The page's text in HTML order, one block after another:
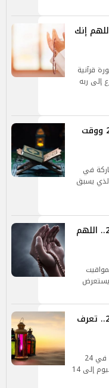
في ليلة القدر 2025.. اللهم إنك
قرآنية
إلى ربه
موعد أذان الفجر في شهر رمضان 2025 ووقت
في
يسبق
دعاء قبل السحور اليوم 25 رمضان 2025.. اللهم
عدد ساعات الصيام في 24 رمضان 2025.. تعرف
ينشر موقع الموجز فيما يلي عدد ساعات الصيام في 24
رمضان 2025، حيث تصل مدة الصيام في هذا اليوم إلى 14